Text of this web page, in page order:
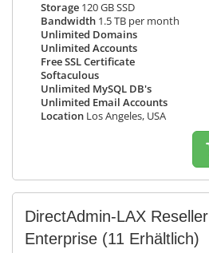
Storage 120 GB SSD
Bandwidth 1.5 TB per month
Unlimited Domains
Unlimited Accounts
Free SSL Certificate
Softaculous
Unlimited MySQL DB's
Unlimited Email Accounts
Location Los Angeles, USA
DirectAdmin-LAX Reseller
Enterprise (11 Erhältlich)